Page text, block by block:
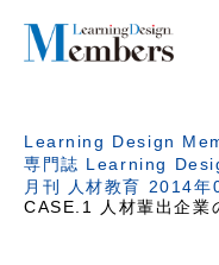
Learning Design
専門誌 Learning
月刊 人材教育 2014年
CASE.1 人材輩出企業